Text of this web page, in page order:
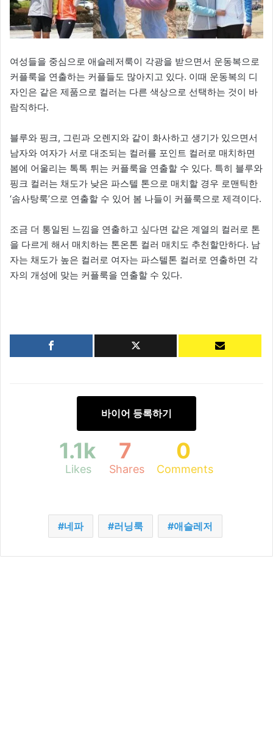
여성들을 중심으로 애슬레저룩이 각광을 받으면서 운동복으로
커플룩을 연출하는 커플들도 많아지고 있다. 이때 운동복의 디
자인은 같은 제품으로 컬러는 다른 색상으로 선택하는 것이 바
람직하다.
블루와 핑크, 그린과 오렌지와 같이 화사하고 생기가 있으면서
남자와 여자가 서로 대조되는 컬러를 포인트 컬러로 매치하면
봄에 어울리는 톡톡 튀는 커플룩을 연출할 수 있다. 특히 블루와
핑크 컬러는 채도가 낮은 파스텔 톤으로 매치할 경우 로맨틱한
‘솜사탕룩’으로 연출할 수 있어 봄 나들이 커플룩으로 제격이다.
조금 더 통일된 느낌을 연출하고 싶다면 같은 계열의 컬러로 톤
을 다르게 해서 매치하는 톤온톤 컬러 매치도 추천할만하다. 남
자는 채도가 높은 컬러로 여자는 파스텔톤 컬러로 연출하면 각
자의 개성에 맞는 커플룩을 연출할 수 있다.
바이어 등록하기
1.1k
Likes
7
Shares
0
Comments
네파 러닝룩 애슬레저